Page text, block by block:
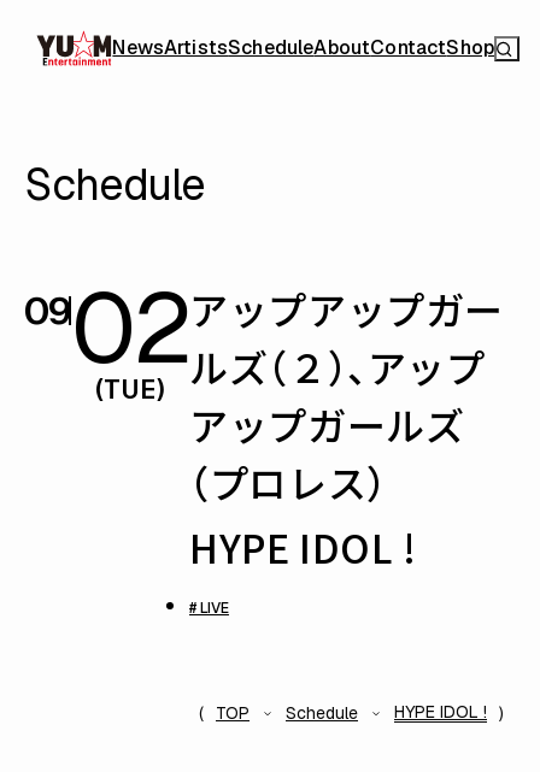
NewsArtistsScheduleAboutContactShop
Schedule
0902
(TUE)
アップアップガー
ルズ（２）、アップ
アップガールズ
（プロレス）
HYPE IDOL !
# LIVE
TOP Schedule HYPE IDOL !